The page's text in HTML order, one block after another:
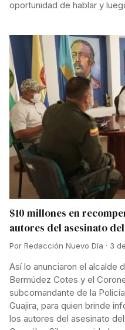
oportunidad de hablar y
$10 millones en
autores del asesinato
Por Redacción Nuevo Día · 3
Así lo anunciaron el alcalde
Bermúdez Cotes y el
subcomandante de la
Guajira, para quien brinde
los autores del asesinato